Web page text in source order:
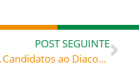
Blumenau
POST SEGUINTE
Candidatos ao Diaconato Permanente da Diocese de Blumenau recebem Ordens Menores